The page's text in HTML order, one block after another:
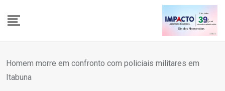
Homem morre em confronto com policiais militares em
Itabuna